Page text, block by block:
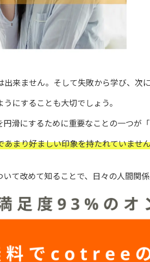
来ません。そして失敗から学び、次
にすることも大切でしょう。
滑にするために重要なことの一つが「
まり好ましい印象を持たれていま
て改めて知ることで、日々の人間関